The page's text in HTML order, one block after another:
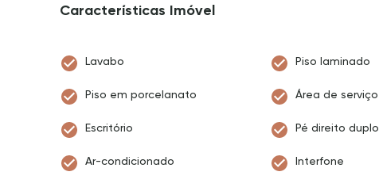
Características Imóvel
Lavabo Piso laminado
Piso em porcelanato Área de serviço
Escritório Pé direito duplo
Ar-condicionado Interfone